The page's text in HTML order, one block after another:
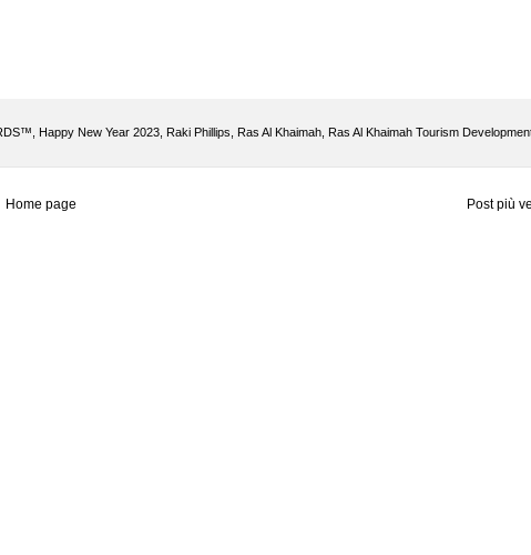
Happy New Year 2023 Raki Phillips Ras Al Khaimah Ras Al Khaimah Tourism
Post più
Home page